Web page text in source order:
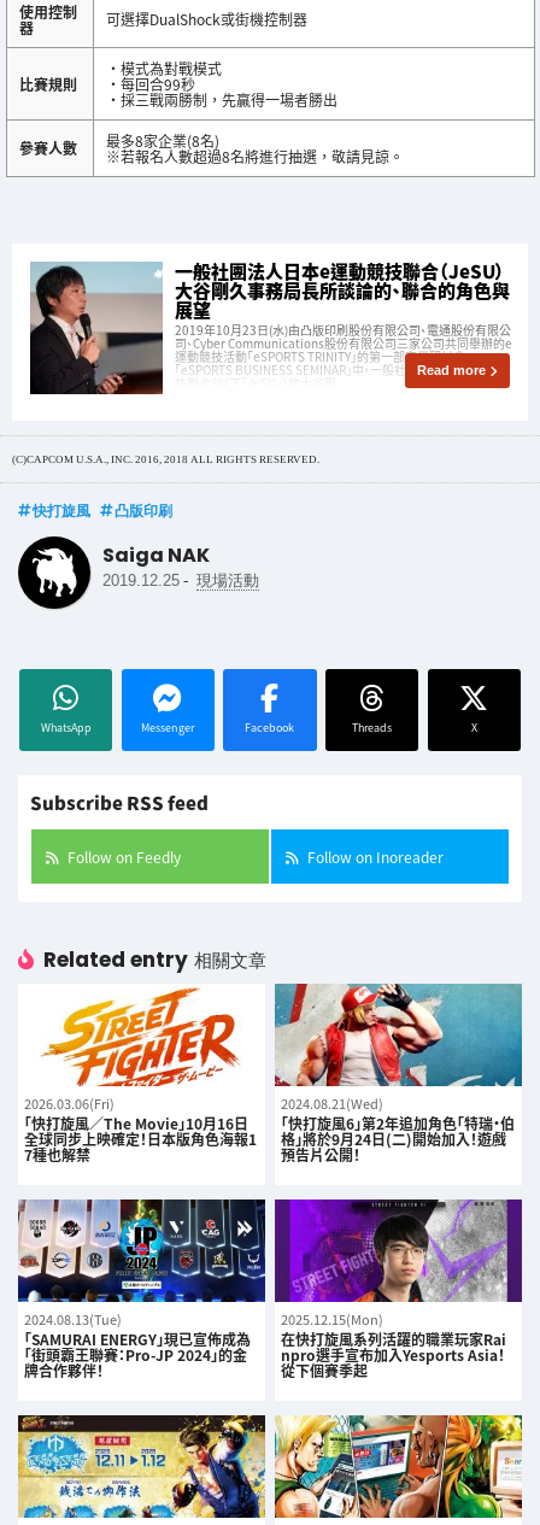
使用控制
器 可選擇DualShock或街機控制器
比賽規則
・模式為對戰模式
・每回合99秒
・採三戰兩勝制，先贏得一場者勝出
參賽人數 最多8家企業(8名)
※若報名人數超過8名將進行抽選，敬請見諒。
一般社團法人日本e運動競技聯合（JeSU）
大谷剛久事務局長所談論的、聯合的角色與
展望
2019年10月23日(水)由凸版印刷股份有限公司、電通股份有限公
司、Cyber Communications股份有限公司三家公司共同舉辦的e
運動競技活動「eSPORTS TRINITY」的第一部商業研討會
「eSPORTS BUSINESS SEMINAR」中，一般社團法人日本e運動競
Read more
(C)CAPCOM U.S.A., INC. 2016, 2018 ALL RIGHTS RESERVED.
快打旋風 凸版印刷
Saiga NAK
2019.12.25 - 現場活動
WhatsApp Messenger Facebook Threads X
Subscribe RSS feed
Follow on Feedly Follow on Inoreader
Related entry 相關文章
2026.03.06(Fri)
「快打旋風／The Movie」10月16日
全球同步上映確定！日本版角色海報1
7種也解禁
2024.08.21(Wed)
「快打旋風6」第2年追加角色「特瑞·伯
格」將於9月24日(二)開始加入！遊戲
預告片公開！
2024.08.13(Tue)
「SAMURAI ENERGY」現已宣佈成為
「街頭霸王聯賽：Pro-JP 2024」的金
牌合作夥伴！
2025.12.15(Mon)
在快打旋風系列活躍的職業玩家Rai
npro選手宣布加入Yesports Asia！
從下個賽季起